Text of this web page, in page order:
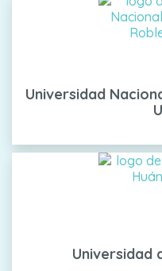
Universidad
Universidad